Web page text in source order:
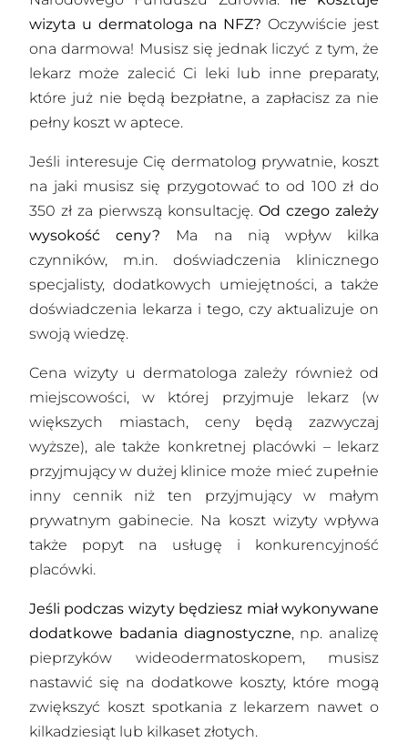
wizyta u dermatologa na NFZ? Oczywiście jest
ona darmowa! Musisz się jednak liczyć z tym, że
lekarz może zalecić Ci leki lub inne preparaty,
które już nie będą bezpłatne, a zapłacisz za nie
pełny koszt w aptece.
Jeśli interesuje Cię dermatolog prywatnie, koszt
na jaki musisz się przygotować to od 100 zł do
350 zł za pierwszą konsultację. Od czego zależy
wysokość ceny? Ma na nią wpływ kilka
czynników, m.in. doświadczenia klinicznego
specjalisty, dodatkowych umiejętności, a także
doświadczenia lekarza i tego, czy aktualizuje on
swoją wiedzę.
Cena wizyty u dermatologa zależy również od
miejscowości, w której przyjmuje lekarz (w
większych miastach, ceny będą zazwyczaj
wyższe), ale także konkretnej placówki – lekarz
przyjmujący w dużej klinice może mieć zupełnie
inny cennik niż ten przyjmujący w małym
prywatnym gabinecie. Na koszt wizyty wpływa
także popyt na usługę i konkurencyjność
placówki.
Jeśli podczas wizyty będziesz miał wykonywane
dodatkowe badania diagnostyczne, np. analizę
pieprzyków wideodermatoskopem, musisz
nastawić się na dodatkowe koszty, które mogą
zwiększyć koszt spotkania z lekarzem nawet o
kilkadziesiąt lub kilkaset złotych.